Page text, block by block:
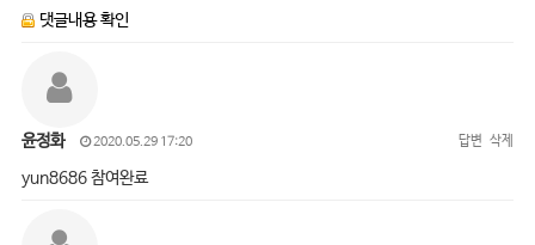
댓글내용 확인
윤정화 2020.05.29 17:20 답변 삭제
yun8686 참여완료